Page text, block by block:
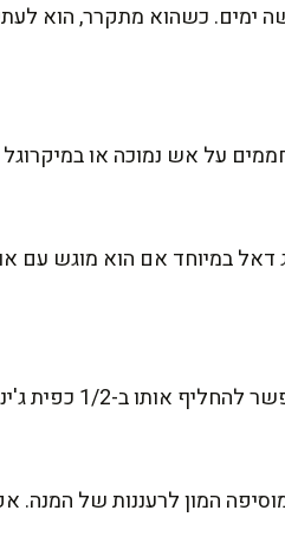
כשהוא מתקרר, הוא
על אש נמוכה או
במיוחד אם הוא מוגש עם
טחון, אבל התוצאה לא תהיה זהה.
המון לרעננות של